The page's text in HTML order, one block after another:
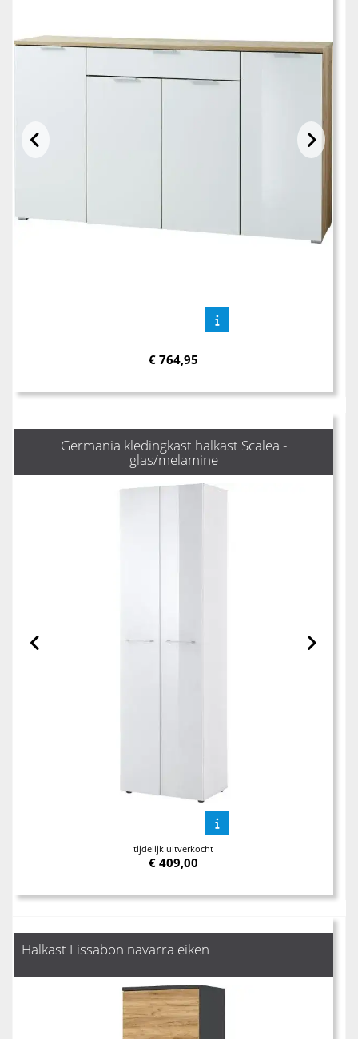
€ 764,95
Germania kledingkast halkast Scalea -
glas/melamine
tijdelijk uitverkocht
€ 409,00
Halkast Lissabon navarra eiken